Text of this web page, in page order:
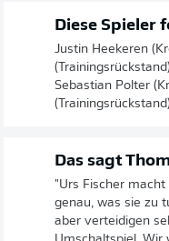
Diese Spieler
Justin Heekeren
Sebastian Polter
Das sagt
"Urs Fischer
genau, was sie zu
aber verteidigen